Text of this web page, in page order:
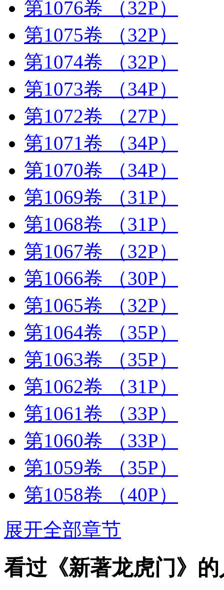
第1076卷
（32P）
第1075卷
（32P）
第1074卷
（32P）
第1073卷
（34P）
第1072卷
（27P）
第1071卷
（34P）
第1070卷
（34P）
第1069卷
（31P）
第1068卷
（31P）
第1067卷
（32P）
第1066卷
（30P）
第1065卷
（32P）
第1064卷
（35P）
第1063卷
（35P）
第1062卷
（31P）
第1061卷
（33P）
第1060卷
（33P）
第1059卷
（35P）
第1058卷
（40P）
展开全部章节
看过《新著龙虎门》